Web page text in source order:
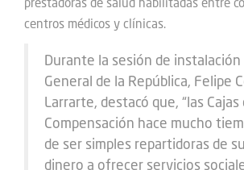
prestadoras de salud habilitadas entre
centros médicos y clínicas.
Durante la sesión de
General de la República, Felipe
Larrarte, destacó que, “las Cajas
Compensación hace mucho
de ser simples repartidoras de
dinero a ofrecer servicios